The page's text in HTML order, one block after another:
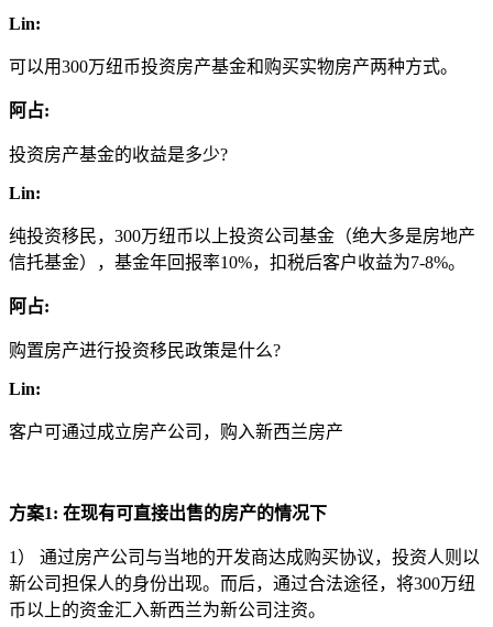
Lin:
可以用300万纽币投资房产基金和购买实物房产两种方式。
阿占:
投资房产基金的收益是多少?
Lin:
纯投资移民，300万纽币以上投资公司基金（绝大多是房地产
信托基金），基金年回报率10%，扣税后客户收益为7-8%。
阿占:
购置房产进行投资移民政策是什么?
Lin:
客户可通过成立房产公司，购入新西兰房产
方案1: 在现有可直接出售的房产的情况下
1） 通过房产公司与当地的开发商达成购买协议，投资人则以
新公司担保人的身份出现。而后，通过合法途径，将300万纽
币以上的资金汇入新西兰为新公司注资。